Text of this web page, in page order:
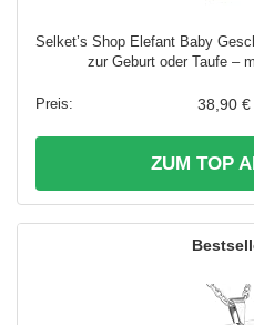
Selket’s Shop Elefant Baby
zur Geburt oder Taufe –
38,90 €
ZUM TOP